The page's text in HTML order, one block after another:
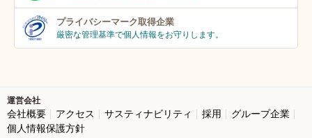
プライバシーマーク取得企業
厳密な管理基準で個人情報をお守りします。
運営会社
会社概要 アクセス サスティナビリティ 採用
グループ企業
個人情報保護方針